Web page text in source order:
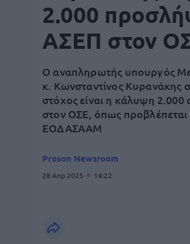
2.000
ΑΣΕΠ στον
Ο αναπληρωτής υπουργός
κ. Κωνσταντίνος Κυρανάκης
στόχος είναι η κάλυψη
στον ΟΣΕ, όπως προβλέπεται
ΕΟΔΑΣΑΑΜ
Proson Newsroom
28 Απρ 2025 14:22